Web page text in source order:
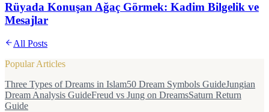
Rüyada Konuşan Ağaç Görmek: Kadim Bilgelik ve
Mesajlar
All Posts
Popular Articles
Three Types of Dreams in Islam50 Dream Symbols GuideJungian
Dream Analysis GuideFreud vs Jung on DreamsSaturn Return
Guide